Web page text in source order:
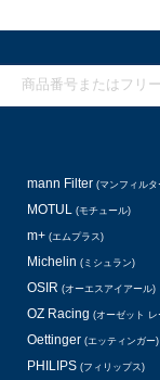
mann Filter (マンフィルタ
MOTUL (モチュール)
m+ (エムプラス)
Michelin (ミシュラン)
OSIR (オーエスアイアール)
OZ Racing (オーゼット レ
Oettinger (エッティンガー)
PHILIPS (フィリップス)